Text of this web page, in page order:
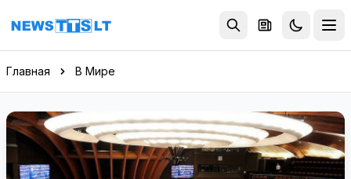
Перейти к содержимому
Главная В Мире